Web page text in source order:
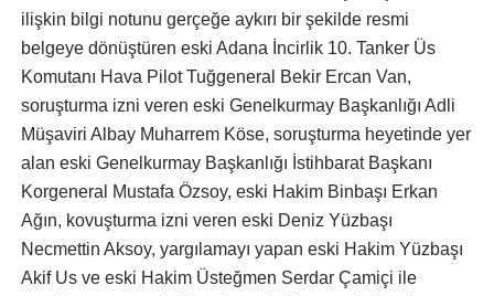
ilişkin bilgi notunu gerçeğe aykırı bir şekilde resmi
belgeye dönüştüren eski Adana İncirlik 10. Tanker Üs
Komutanı Hava Pilot Tuğgeneral Bekir Ercan Van,
soruşturma izni veren eski Genelkurmay Başkanlığı Adli
Müşaviri Albay Muharrem Köse, soruşturma heyetinde yer
alan eski Genelkurmay Başkanlığı İstihbarat Başkanı
Korgeneral Mustafa Özsoy, eski Hakim Binbaşı Erkan
Ağın, kovuşturma izni veren eski Deniz Yüzbaşı
Necmettin Aksoy, yargılamayı yapan eski Hakim Yüzbaşı
Akif Us ve eski Hakim Üsteğmen Serdar Çamiçi ile